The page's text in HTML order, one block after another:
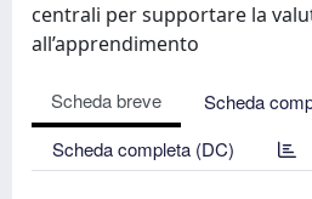
centrali per supportare la
all’apprendimento
Scheda breve
Scheda
Scheda completa (DC)